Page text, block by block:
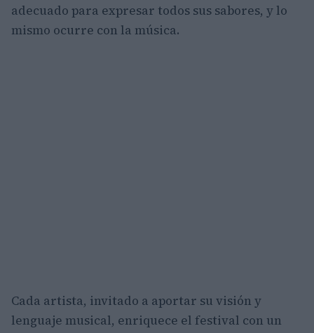
adecuado para expresar todos sus sabores, y lo
mismo ocurre con la música.
Cada artista, invitado a aportar su visión y
lenguaje musical, enriquece el festival con un